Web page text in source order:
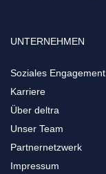
UNTERNEHMEN
Soziales Engagement
Karriere
Über deltra
Unser Team
Partnernetzwerk
Impressum